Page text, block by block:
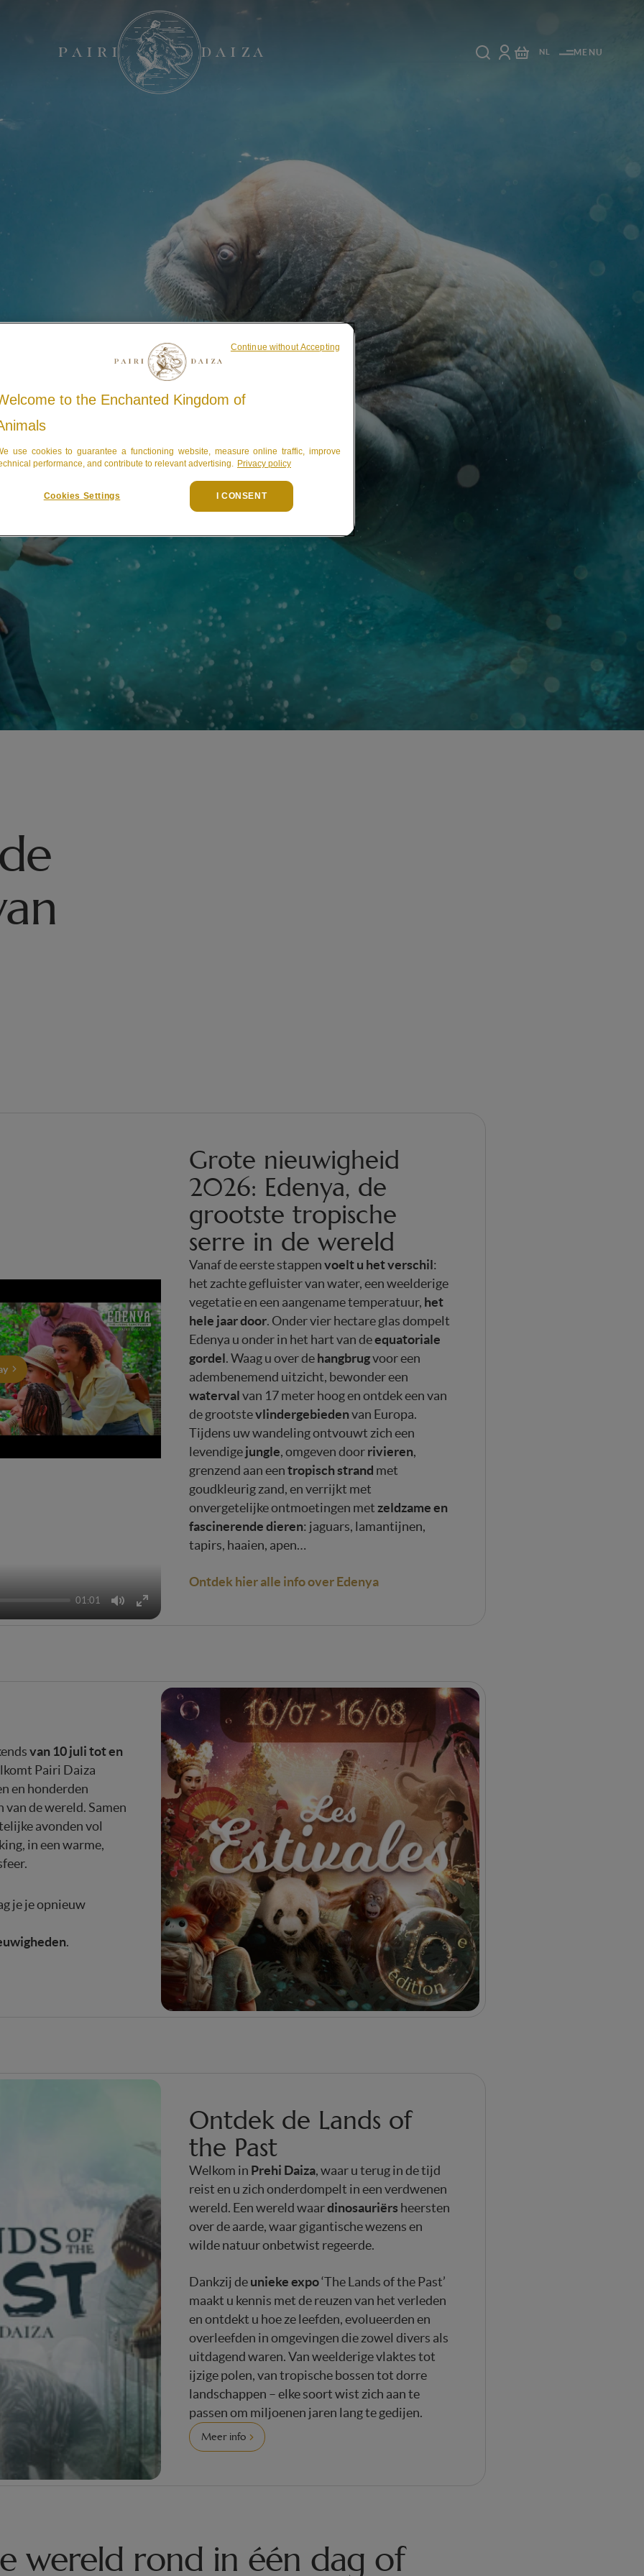
NL MENU
01:01
MuteEnter
Grote nieuwigheid
2026: Edenya, de
grootste tropische
serre in de wereld
Vanaf de eerste stappen voelt u het verschil:
het zachte gefluister van water, een weelderige
vegetatie en een aangename temperatuur, het
hele jaar door. Onder vier hectare glas dompelt
Edenya u onder in het hart van deequatoriale
gordel. Waag u over de hangbrugvoor een
adembenemend uitzicht, bewonder een
waterval van 17 meter hoog en ontdek een van
de grootstevlindergebiedenvan Europa.
Tijdens uw wandeling ontvouwt zich een
levendige jungle, omgeven door rivieren,
grenzend aan een tropisch strand met
goudkleurig zand, en verrijkt met
onvergetelijke ontmoetingen met zeldzame en
fascinerende dieren: jaguars, lamantijnen,
tapirs, haaien, apen…
Ontdek hier alle info over Edenya
van 10 juli tot en
Pairi Daiza
en honderden
de wereld. Samen
avonden vol
in een warme,
je je opnieuw
.
Ontdek de Lands of
the Past
Welkom in Prehi Daiza, waar u terug in de tijd
reist en u zich onderdompelt in een verdwenen
wereld. Een wereld waardinosauriërs heersten
over de aarde, waar gigantische wezens en
wilde natuur onbetwist regeerde.
Dankzij de unieke expo‘The Lands of the Past’
maakt u kennis met de reuzen van het verleden
en ontdekt u hoe ze leefden, evolueerden en
overleefden in omgevingen die zowel divers als
uitdagend waren. Van weelderige vlaktes tot
ijzige polen, van tropische bossen tot dorre
landschappen – elke soort wist zich aan te
passen om miljoenen jaren lang te gedijen.
Meer info
wereld rond in één dag of
to the Enchanted Kingdom of
use cookies to guarantee a functioning website, measure online traffic, improve
performance, and contribute to relevant advertising. Privacy policy
Cookies Settings I CONSENT
Continue without Accepting